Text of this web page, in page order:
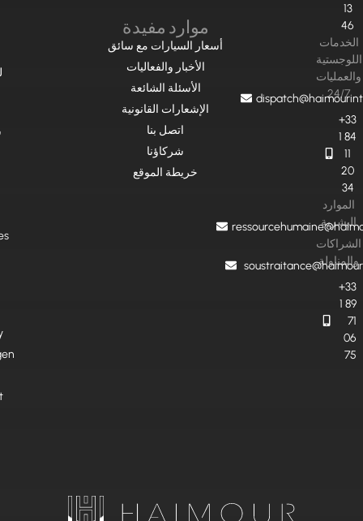
13
46
الخدمات
اللوجستية
والعمليات
24/7
+33
1 84
11
20
34
الموارد
البشرية
الشراكات
والمناولة
+33
1 89
71
06
75
موارد مفيدة
أسعار السيارات مع سائق
الأخبار والفعاليات
الأسئلة الشائعة
الإشعارات القانونية
اتصل بنا
شركاؤنا
خريطة الموقع